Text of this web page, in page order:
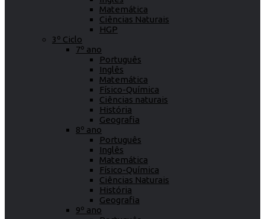
Matemática
Ciências Naturais
HGP
3º Ciclo
7º ano
Português
Inglês
Matemática
Físico-Química
Ciências naturais
História
Geografia
8º ano
Português
Inglês
Matemática
Físico-Química
Ciências Naturais
História
Geografia
9º ano